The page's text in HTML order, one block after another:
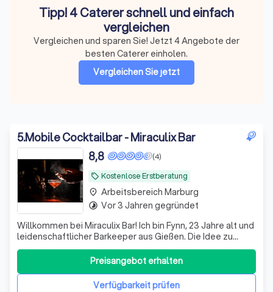
Tipp! 4 Caterer schnell und einfach
vergleichen
Vergleichen und sparen Sie! Jetzt 4 Angebote der
besten Caterer einholen.
Vergleichen Sie jetzt
5.Mobile Cocktailbar - Miraculix Bar
local_offer Kostenlose Erstberatung
(4)
8,8
Willkommen bei Miraculix Bar! Ich bin Fynn, 23 Jahre alt und
leidenschaftlicher Barkeeper aus Gießen. Die Idee zu
meinem Unternehmen entstand nach einem
inspirierenden Cocktailkurs in Thailand, der meine
Begeisterung fürs Mixen entfacht hat. Seitdem bringe ich
nicht nur kreative Cocktails zu euch, s
Verfügbarkeit prüfen
Preisangebot erhalten
place Arbeitsbereich Marburg
timelapse Vor 3 Jahren gegründet